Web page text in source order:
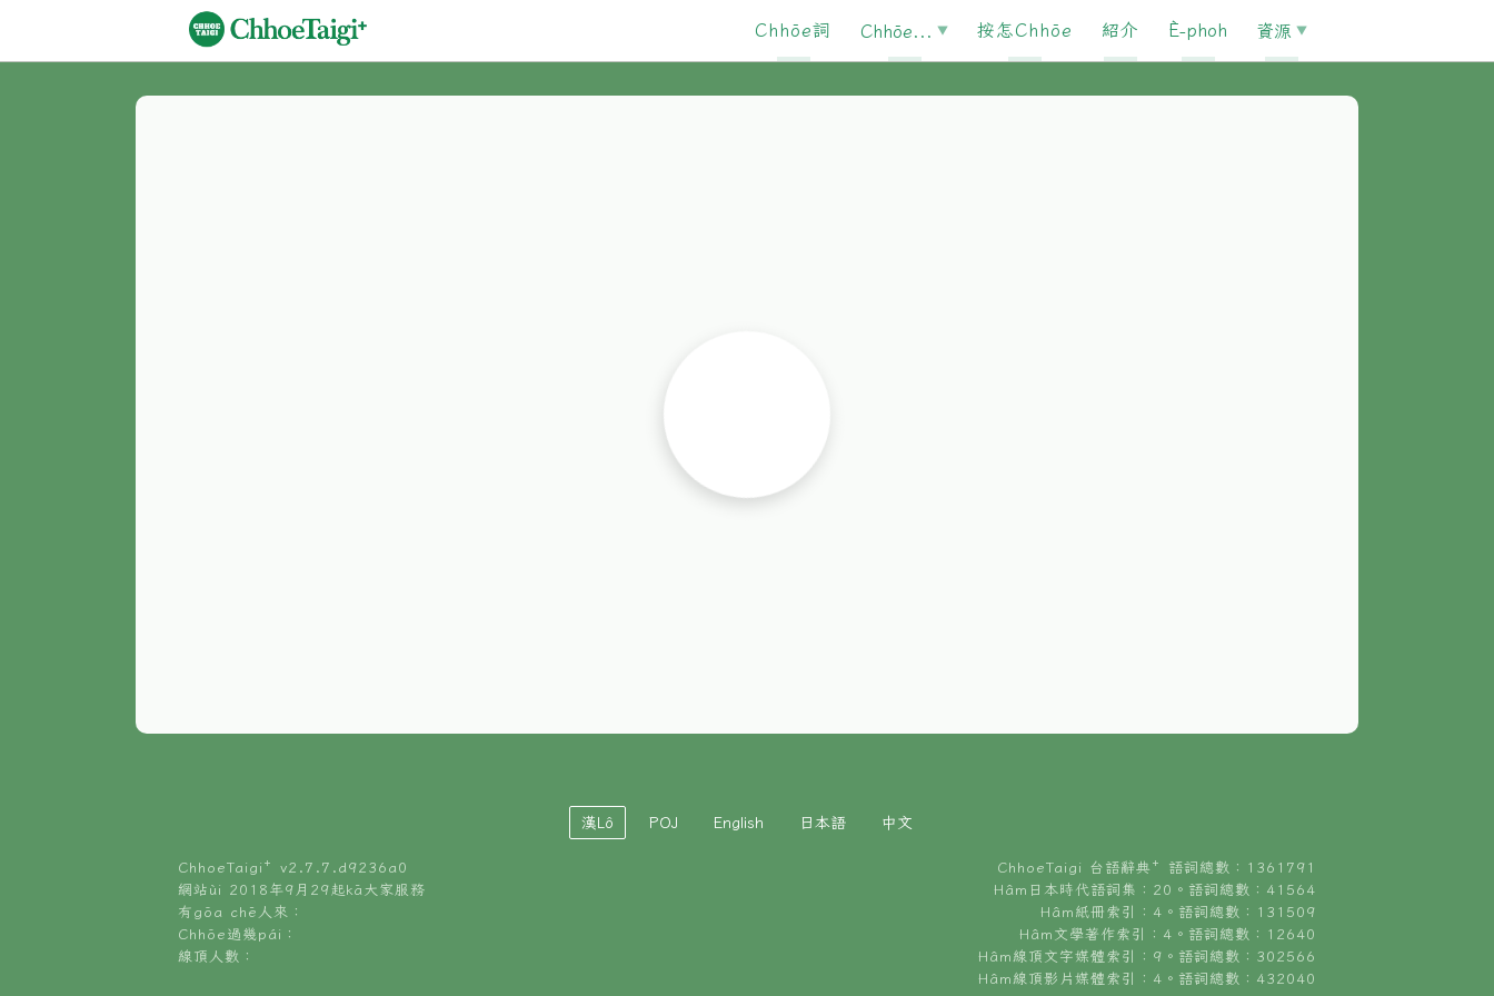
Chhōe詞 Chhōe... 按怎Chhōe 紹介 È-phoh 資源
漢Lô POJ English 日本語 中文
ChhoeTaigi⁺ v2.7.7.d9236a0
網站ùi 2018年9月29起kā大家服務
有gōa chē人來：
Chhōe過幾pái：
線頂人數：
ChhoeTaigi 台語辭典⁺ 語詞總數：1361791
Hâm日本時代語詞集：20。語詞總數：41564
Hâm紙冊索引：4。語詞總數：131509
Hâm文學著作索引：4。語詞總數：12640
Hâm線頂文字媒體索引：9。語詞總數：302566
Hâm線頂影片媒體索引：4。語詞總數：432040